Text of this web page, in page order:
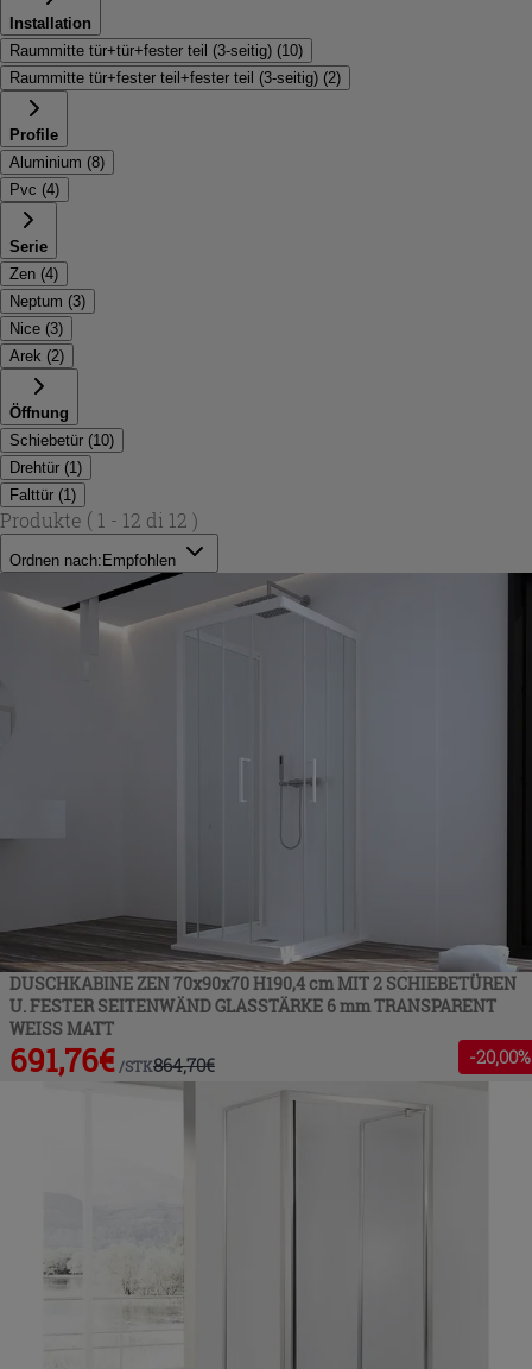
Installation
Raummitte tür+tür+fester teil (3-seitig) (10)
Raummitte tür+fester teil+fester teil (3-seitig) (2)
Profile
Aluminium (8)
Pvc (4)
Serie
Zen (4)
Neptum (3)
Nice (3)
Arek (2)
Öffnung
Schiebetür (10)
Drehtür (1 )
Falttür (1 )
Produkte ( 1 - 12 di 12 )
Ordnen nach: Empfohlen
DUSCHKABINE ZEN 70x90x70 H190,4 cm MIT 2 SCHIEBETÜREN
U. FESTER SEITENWÄND GLASSTÄRKE 6 mm TRANSPARENT
WEISS MATT
691,76€ /STK864,70€ -20,00%